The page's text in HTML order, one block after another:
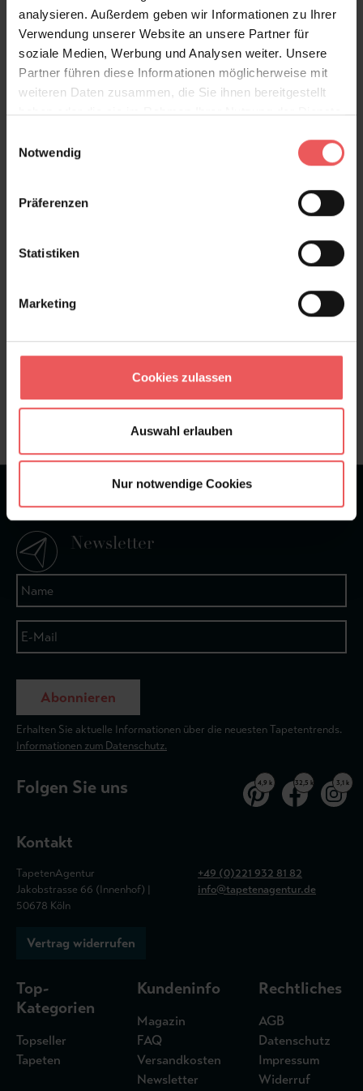
analysieren. Außerdem geben wir Informationen zu Ihrer
Verwendung unserer Website an unsere Partner für
soziale Medien, Werbung und Analysen weiter. Unsere
Partner führen diese Informationen möglicherweise mit
weiteren Daten zusammen, die Sie ihnen bereitgestellt
haben oder die sie im Rahmen Ihrer Nutzung der Dienste
Notwendig
Präferenzen
Statistiken
Marketing
Cookies zulassen
Auswahl erlauben
Nur notwendige Cookies
englische William-Morris-Tapete wird Ihre Wand in
etwas ganz Besonderes verwandeln. Morris & Co ist
bekannt für seine hochwertigen Tapeten und
Textilien.
Sie haben Fragen zum Produkt?
+49 (0)221 932 81 82
Newsletter
Abonnieren
Erhalten Sie aktuelle Informationen über die neuesten Tapetentrends.
Informationen zum Datenschutz.
Folgen Sie uns 4,9 k 32,5 k 3,1 k
Kontakt
TapetenAgentur
Jakobstrasse 66 (Innenhof) |
50678 Köln
+49 (0)221 932 81 82
info@tapetenagentur.de
Vertrag widerrufen
Top-
Kategorien
Topseller
Tapeten
Kundeninfo
Magazin
FAQ
Versandkosten
Newsletter
Rechtliches
AGB
Datenschutz
Impressum
Widerruf